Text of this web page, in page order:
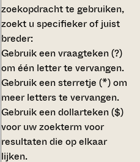
zoekopdracht te gebruiken,
zoekt u specifieker of juist
breder:
Gebruik eenvraagteken (?)
om één letter te vervangen.
Gebruik eensterretje (*)om
meer letters te vervangen.
Gebruik eendollarteken ($)
voor uw zoekterm voor
resultaten die op elkaar
lijken.